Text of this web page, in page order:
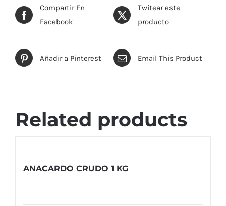
Compartir En
Facebook
Twitear este
producto
Añadir a Pinterest Email This Product
Related products
ANACARDO CRUDO 1 KG